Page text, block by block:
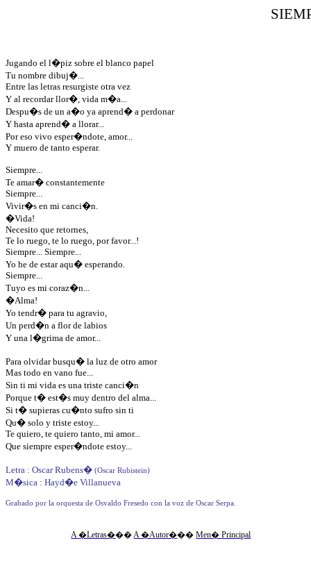
Jugando el l�piz sobre el blanco papel
Tu nombre dibuj�...
Entre las letras resurgiste otra vez
Y al recordar llor�, vida m�a...
Despu�s de un a�o ya aprend� a perdonar
Y hasta aprend� a llorar...
Por eso vivo esper�ndote, amor...
Y muero de tanto esperar.
Siempre...
Te amar� constantemente
Siempre...
Vivir�s en mi canci�n.
�Vida!
Necesito que retornes,
Te lo ruego, te lo ruego, por favor...!
Siempre... Siempre...
Yo he de estar aqu� esperando.
Siempre...
Tuyo es mi coraz�n...
�Alma!
Yo tendr� para tu agravio,
Un perd�n a flor de labios
Y una l�grima de amor...
Para olvidar busqu� la luz de otro amor
Mas todo en vano fue...
Sin ti mi vida es una triste canci�n
Porque t� est�s muy dentro del alma...
Si t� supieras cu�nto sufro sin ti
Qu� solo y triste estoy...
Te quiero, te quiero tanto, mi amor...
Que siempre esper�ndote estoy...
Letra : Oscar Rubens� (Oscar Rubistein)
M�sica : Hayd�e Villanueva
Grabado por la orquesta de Osvaldo Fresedo con la voz de Oscar Serpa.
A �Letras���A �Autor���Men� Principal